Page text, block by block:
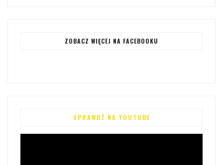
ZOBACZ WIĘCEJ NA FACEBOOKU
SPRAWDŻ NA YOUTUBE